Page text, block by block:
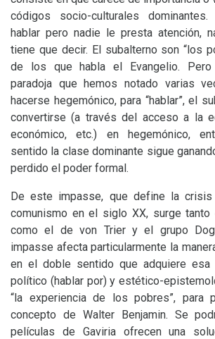
códigos socio-culturales
hablar pero nadie le presta atención,
tiene que decir. El subalterno son “los
de los que habla el Evangelio.
paradoja que hemos notado varias
hacerse hegemónico, para “hablar”, el
convertirse (a través del acceso a la
económico, etc.) en hegemónico,
sentido la clase dominante sigue
perdido el poder formal.
De este impasse, que define la
comunismo en el siglo XX, surge tanto
como el de von Trier y el grupo
impasse afecta particularmente la
en el doble sentido que adquiere esa
político (hablar por) y estético-
“la experiencia de los pobres”, para
concepto de Walter Benjamin. Se
películas de Gaviria ofrecen una